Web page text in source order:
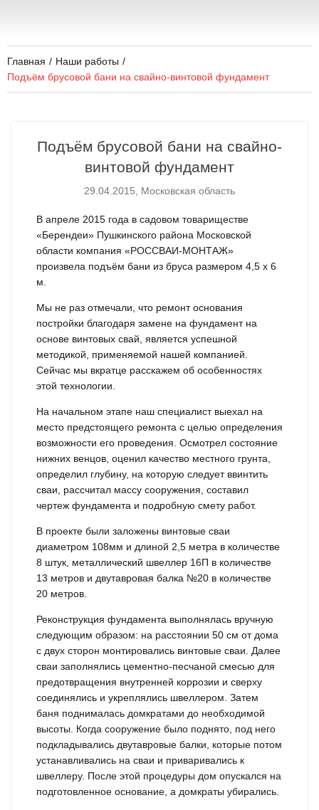
Главная / Наши работы /
Подъём брусовой бани на свайно-винтовой фундамент
Подъём брусовой бани на свайно-
винтовой фундамент
29.04.2015, Московская область
В апреле 2015 года в садовом товариществе
«Берендеи» Пушкинского района Московской
области компания «РОССВАИ-МОНТАЖ»
произвела подъём бани из бруса размером 4,5 x 6
м.
Мы не раз отмечали, что ремонт основания
постройки благодаря замене на фундамент на
основе винтовых свай, является успешной
методикой, применяемой нашей компанией.
Сейчас мы вкратце расскажем об особенностях
этой технологии.
На начальном этапе наш специалист выехал на
место предстоящего ремонта с целью определения
возможности его проведения. Осмотрел состояние
нижних венцов, оценил качество местного грунта,
определил глубину, на которую следует ввинтить
сваи, рассчитал массу сооружения, составил
чертеж фундамента и подробную смету работ.
В проекте были заложены винтовые сваи
диаметром 108мм и длиной 2,5 метра в количестве
8 штук, металлический швеллер 16П в количестве
13 метров и двутавровая балка №20 в количестве
20 метров.
Реконструкция фундамента выполнялась вручную
следующим образом: на расстоянии 50 см от дома
с двух сторон монтировались винтовые сваи. Далее
сваи заполнялись цементно-песчаной смесью для
предотвращения внутренней коррозии и сверху
соединялись и укреплялись швеллером. Затем
баня поднималась домкратами до необходимой
высоты. Когда сооружение было поднято, под него
подкладывались двутавровые балки, которые потом
устанавливались на сваи и приваривались к
швеллеру. После этой процедуры дом опускался на
подготовленное основание, а домкраты убирались.